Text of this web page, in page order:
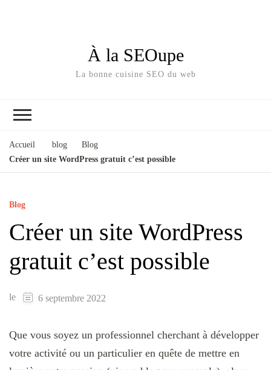
À la SEOupe
La bonne cuisine SEO du web
Accueil blog
Blog
Créer un site WordPress gratuit c’est possible
Blog
Créer un site WordPress
gratuit c’est possible
le 6 septembre 2022
Que vous soyez un professionnel cherchant à développer
votre activité ou un particulier en quête de mettre en